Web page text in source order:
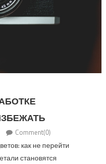
Comment(0)
как не перейти
становятся